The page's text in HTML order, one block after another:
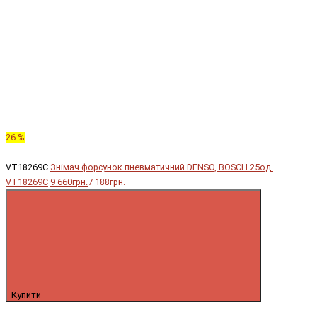
26 %
VT18269C Знімач форсунок пневматичний DENSO, BOSCH 25од.
VT18269C 9 660грн. 7 188грн.
Купити